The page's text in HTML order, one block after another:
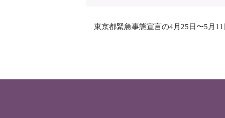
東京都緊急事態宣言の4月25日〜5月